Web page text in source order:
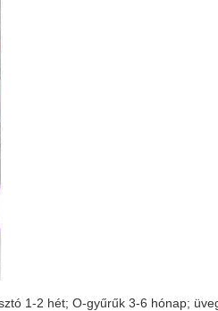
1-2 hét; O-gyűrűk 3-6 hónap;